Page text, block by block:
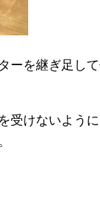
ーを継ぎ足し
受けないよう